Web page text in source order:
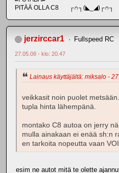
PITÄÄ OLLA C8 ┌∩┐(◣_◢)┌∩┐
jerzirccar1 Fullspeed RC
27.05.08 - klo: 20.47
Lainaus käyttäjältä: miksalo -
veikkasit noin puolet metsään.
tupla hinta lähempänä.
montako C8 autoa on jerry
mulla ainakaan ei enää sh:n
en tarkoita nopeutta vaan
esim ne autot mitä te olette